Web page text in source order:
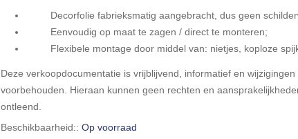
Decorfolie fabrieksmatig aangebracht, dus geen
Eenvoudig op maat te zagen / direct te monteren;
Flexibele montage door middel van: nietjes, koploze
Deze verkoopdocumentatie is vrijblijvend, informatief en wijzigingen
voorbehouden. Hieraan kunnen geen rechten en
ontleend.
Beschikbaarheid:: Op voorraad